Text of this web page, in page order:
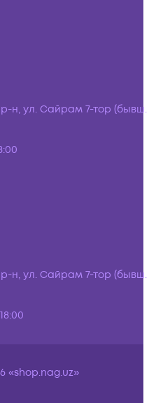
н, ул. Сайрам 7-тор (бывш.
н, ул. Сайрам 7-тор (бывш.
«shop.nag.uz»